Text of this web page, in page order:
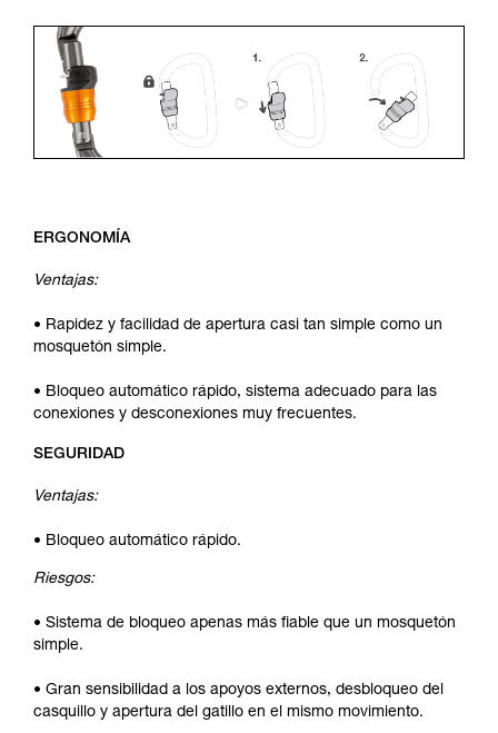
ERGONOMÍA
Ventajas:
• Rapidez y facilidad de apertura casi tan simple como un
mosquetón simple.
• Bloqueo automático rápido, sistema adecuado para las
conexiones y desconexiones muy frecuentes.
SEGURIDAD
Ventajas:
• Bloqueo automático rápido.
Riesgos:
• Sistema de bloqueo apenas más fiable que un mosquetón
simple.
• Gran sensibilidad a los apoyos externos, desbloqueo del
casquillo y apertura del gatillo en el mismo movimiento.